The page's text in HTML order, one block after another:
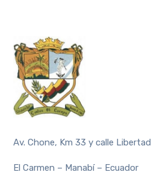
Av. Chone, Km 33 y calle Libertad
El Carmen – Manabí – Ecuador